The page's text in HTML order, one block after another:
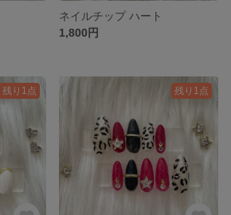
ネイルチップ ハート
1,800円
残り1点 残り1点